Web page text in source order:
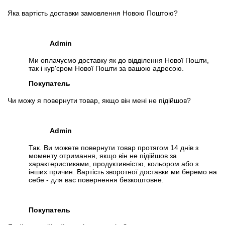
Яка вартість доставки замовлення Новою Поштою?
Admin
Ми оплачуємо доставку як до відділення Нової Пошти,
так і кур'єром Нової Пошти за вашою адресою.
Покупатель
Чи можу я повернути товар, якщо він мені не підійшов?
Admin
Так. Ви можете повернути товар протягом 14 днів з
моменту отримання, якщо він не підійшов за
характеристиками, продуктивністю, кольором або з
інших причин. Вартість зворотної доставки ми беремо на
себе - для вас повернення безкоштовне.
Покупатель